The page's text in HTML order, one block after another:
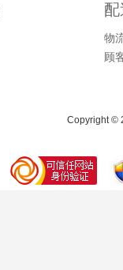
物
顾
Copyright ©